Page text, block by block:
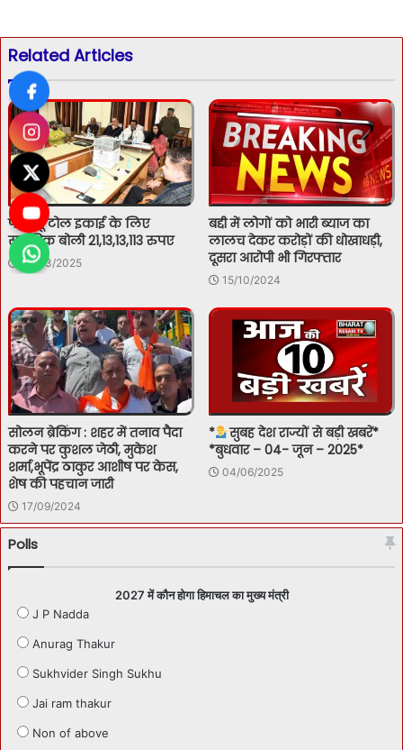
Related Articles
परवाणू टोल इकाई के लिए
सर्वाधिक बोली 21,13,13,113 रुपए
01/03/2025
बद्दी में लोगों को भारी ब्याज का
लालच देकर करोड़ों की धोखाधड़ी,
दूसरा आरोपी भी गिरफ्तार
15/10/2024
सोलन ब्रेकिंग : शहर में तनाव पैदा
करने पर कुशल जेठी, मुकेश
शर्मा,भूपेंद्र ठाकुर आशीष पर केस,
शेष की पहचान जारी
17/09/2024
*
सुबह देश राज्यों से बड़ी खबरें*
*बुधवार – 04- जून – 2025*
04/06/2025
Polls
2027 में कौन होगा हिमाचल का मुख्य मंत्री
J P Nadda
Anurag Thakur
Sukhvider Singh Sukhu
Jai ram thakur
Non of above